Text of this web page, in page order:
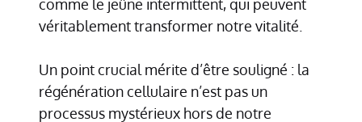
comme le jeûne intermittent, qui peuvent
véritablement transformer notre vitalité.
Un point crucial mérite d’être souligné : la
régénération cellulaire n’est pas un
processus mystérieux hors de notre